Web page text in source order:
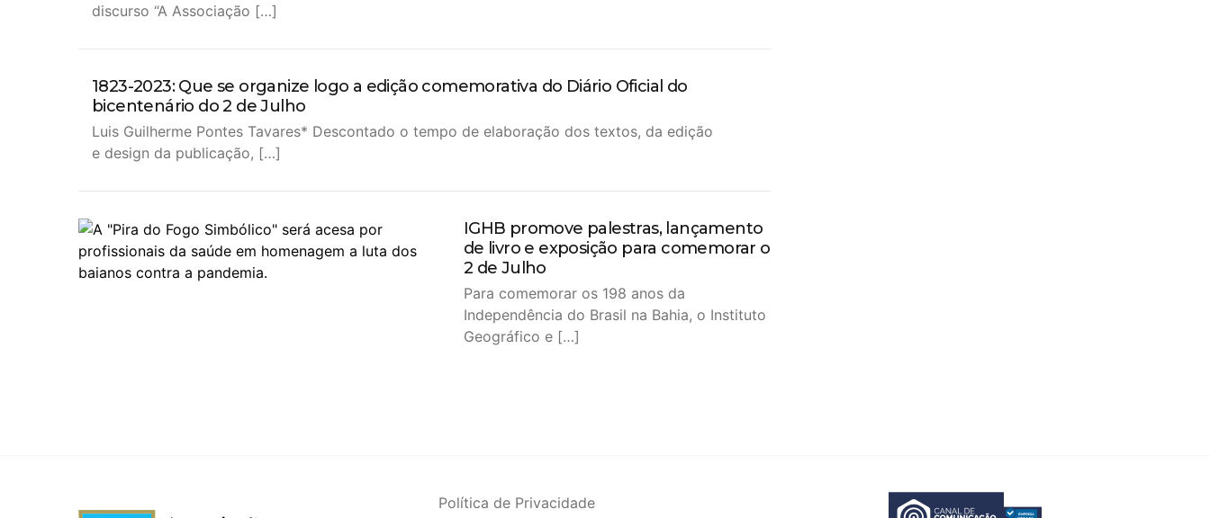
discurso “A Associação […]
1823-2023: Que se organize logo a edição comemorativa do Diário Oficial do
bicentenário do 2 de Julho
Luis Guilherme Pontes Tavares* Descontado o tempo de elaboração dos textos, da edição
e design da publicação, […]
IGHB promove palestras, lançamento
de livro e exposição para comemorar o
2 de Julho
Para comemorar os 198 anos da
Independência do Brasil na Bahia, o Instituto
Geográfico e […]
Política de Privacidade